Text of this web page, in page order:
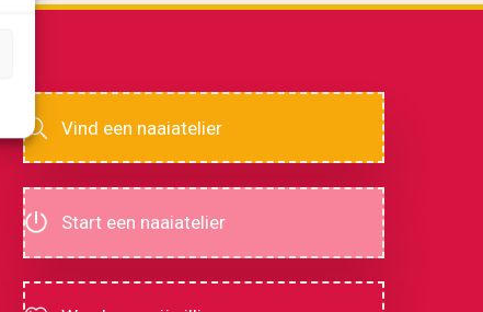
Vind een naaiatelier
Start een naaiatelier